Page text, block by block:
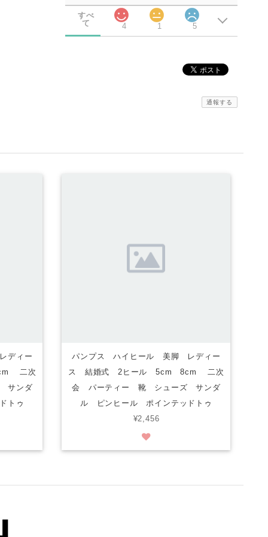
すべ
て
4 1 5
通報する
ディー
二次
サンダ
トゥ
パンプス ハイヒール 美脚 レディー
ス 結婚式 2ヒール 5cm 8cm 二次
会 パーティー 靴 シューズ サンダ
ル ピンヒール ポインテッドトゥ
¥2,456